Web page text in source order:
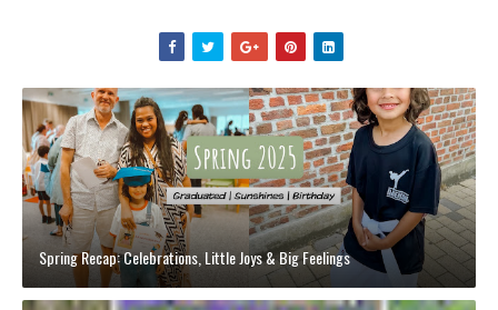
Spring Recap: Celebrations, Little Joys & Big Feelings